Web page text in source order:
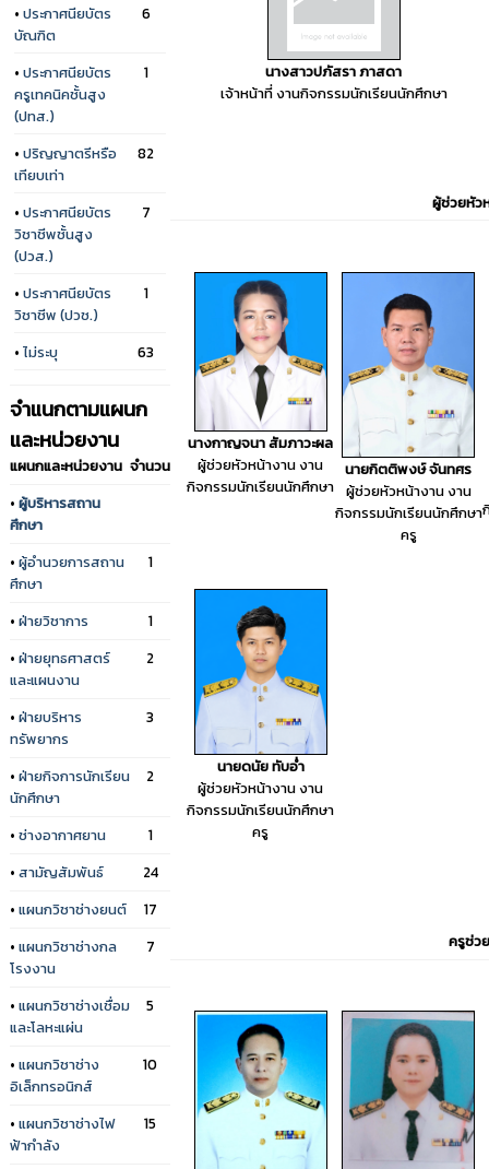
• ประกาศนียบัตร
บัณฑิต
6
• ประกาศนียบัตร
ครูเทคนิคชั้นสูง
(ปทส.)
1
• ปริญญาตรีหรือ
เทียบเท่า
82
• ประกาศนียบัตร
วิชาชีพชั้นสูง
(ปวส.)
7
• ประกาศนียบัตร
วิชาชีพ (ปวช.)
1
• ไม่ระบุ 63
จำแนกตามแผนก
และหน่วยงาน
แผนกและหน่วยงาน จำนวน
• ผู้บริหารสถาน
ศึกษา
• ผู้อำนวยการสถาน
ศึกษา
1
• ฝ่ายวิชาการ
1
• ฝ่ายยุทธศาสตร์
และแผนงาน
2
• ฝ่ายบริหาร
ทรัพยากร
3
• ฝ่ายกิจการนักเรียน
นักศึกษา
2
• ช่างอากาศยาน
1
• สามัญสัมพันธ์
24
• แผนกวิชาช่างยนต์
17
• แผนกวิชาช่างกล
โรงงาน
7
• แผนกวิชาช่างเชื่อม
และโลหะแผ่น
5
• แผนกวิชาช่าง
อิเล็กทรอนิกส์
10
• แผนกวิชาช่างไฟ
ฟ้ากำลัง
15
นางสาวปภัสรา ภาสดา
เจ้าหน้าที่ งานกิจกรรมนักเรียนนักศึกษา
ผู้ช่วยหัว
นางกาญจนา สัมภาวะผล
ผู้ช่วยหัวหน้างาน งาน
กิจกรรมนักเรียนนักศึกษา
นายกิตติพงษ์ จันทศร
ผู้ช่วยหัวหน้างาน งาน
กิจกรรมนักเรียนนักศึกษา
ครู
นายดนัย ทับอ่ำ
ผู้ช่วยหัวหน้างาน งาน
กิจกรรมนักเรียนนักศึกษา
ครู
ครูช่ว